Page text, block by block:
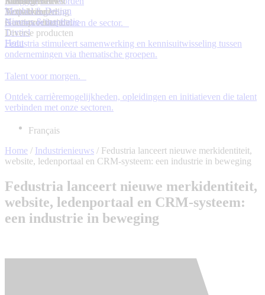
Textielveredeling
Garenproductie
Textiel
Verpakkingen
Houtinvoerhandel
Diverse producten
Hout
Meubel & Design
Activiteiten
Nieuws & inspiratie
Samenwerken binnen de sector.
Fedustria stimuleert samenwerking en kennisuitwisseling tussen
ondernemingen via thematische groepen.
Talent voor morgen.
Ontdek carrièremogelijkheden, opleidingen en initiatieven die talent
verbinden met onze sectoren.
Français
Home / Industrienieuws / Fedustria lanceert nieuwe merkidentiteit,
website, ledenportaal en CRM-systeem: een industrie in beweging
Fedustria lanceert nieuwe merkidentiteit,
website, ledenportaal en CRM-systeem:
een industrie in beweging